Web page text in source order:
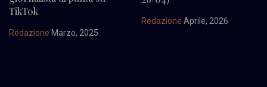
TikTok
Redazione Marzo, 2025
Redazione Aprile, 2026